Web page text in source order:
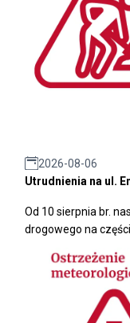
2026-08-06
Utrudnienia na ul.
Od 10 sierpnia br.
drogowego na